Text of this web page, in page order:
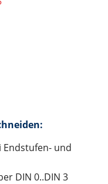
Endstufen- und
DIN 0..DIN 3